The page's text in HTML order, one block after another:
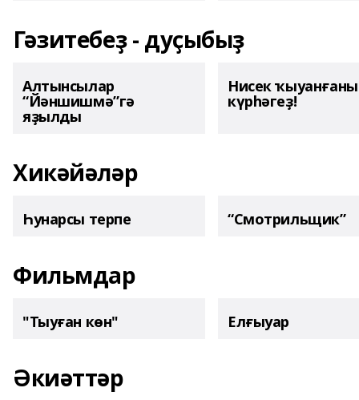
Гәзитебеҙ - дуҫыбыҙ
Алтынсылар
“Йәншишмә”гә
яҙылды
Нисек
күрһәгеҙ!
Хикәйәләр
Һунарсы терпе “Смотрильщик”
Фильмдар
"Тыуған көн" Елғыуар
Әкиәттәр